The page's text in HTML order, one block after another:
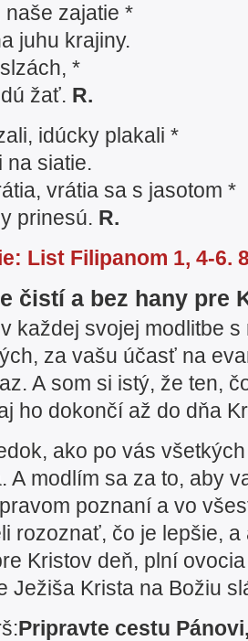
naše zajatie *
juhu krajiny.
*
žať. R.
idúcky plakali *
na siatie.
vrátia sa s jasotom *
prinesú. R.
List Filipanom 1, 4-6.
čistí a bez hany pre
každej svojej modlitbe
za vašu účasť na
A som si istý, že ten,
ho dokončí až do dňa
ako po vás
A modlím sa za to, aby
poznaní a vo
rozoznať, čo je lepšie,
Kristov deň, plní
Ježiša Krista na Božiu
Pripravte cestu